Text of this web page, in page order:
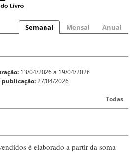
Semanal Mensal Anual
13/04/2026 a 19/04/2026
publicação:27/04/2026
Todas
é elaborado a partir da soma